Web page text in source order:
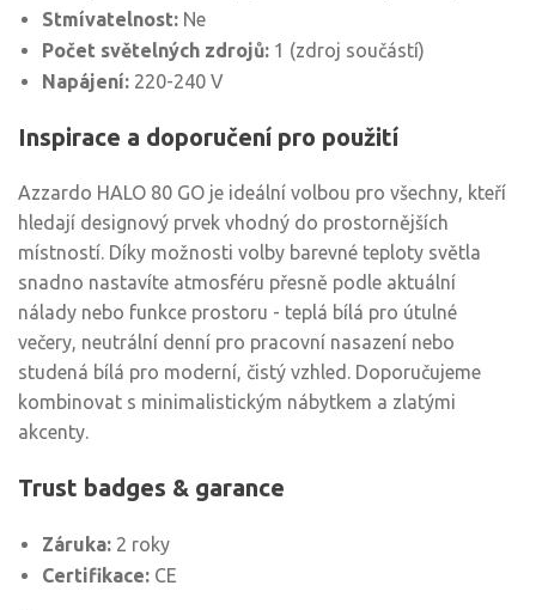
Stmívatelnost: Ne
Počet světelných zdrojů: 1 (zdroj součástí)
Napájení: 220-240 V
Inspirace a doporučení pro použití
Azzardo HALO 80 GO je ideální volbou pro všechny, kteří
hledají designový prvek vhodný do prostornějších
místností. Díky možnosti volby barevné teploty světla
snadno nastavíte atmosféru přesně podle aktuální
nálady nebo funkce prostoru - teplá bílá pro útulné
večery, neutrální denní pro pracovní nasazení nebo
studená bílá pro moderní, čistý vzhled. Doporučujeme
kombinovat s minimalistickým nábytkem a zlatými
akcenty.
Trust badges & garance
Záruka: 2 roky
Certifikace: CE